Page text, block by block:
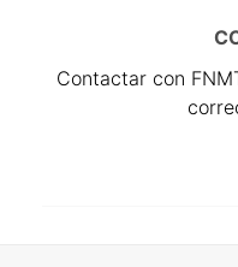
Contactar con